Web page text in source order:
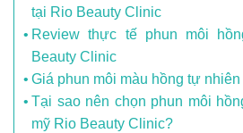
tại Rio Beauty Clinic
Review thực tế phun môi
Beauty Clinic
Giá phun môi màu hồng tự
Tại sao nên chọn phun môi
mỹ Rio Beauty Clinic?